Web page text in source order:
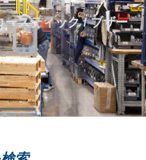
ースティック/ ブザー